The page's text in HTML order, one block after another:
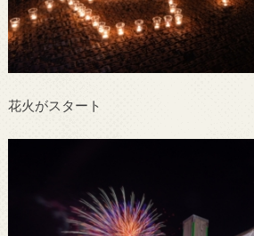
花火がスタート